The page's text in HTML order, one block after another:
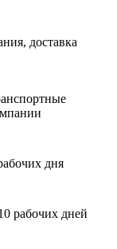
доставка
дня
рабочих дней